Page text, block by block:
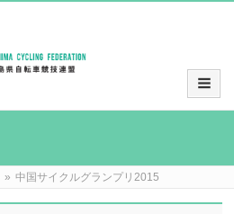
» 中国サイクルグランプリ2015